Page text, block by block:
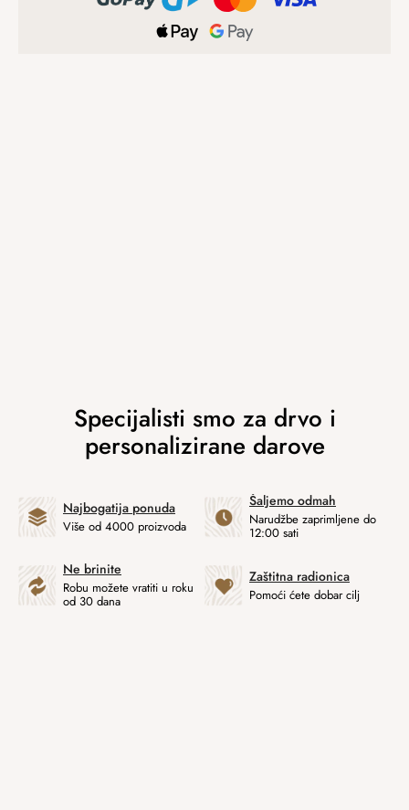
Najbogatija ponuda
Više od 4000 proizvoda
Šaljemo odmah
Narudžbe zaprimljene do
12:00 sati
Ne brinite
Robu možete vratiti u roku
od 30 dana
Zaštitna radionica
Pomoći ćete dobar cilj